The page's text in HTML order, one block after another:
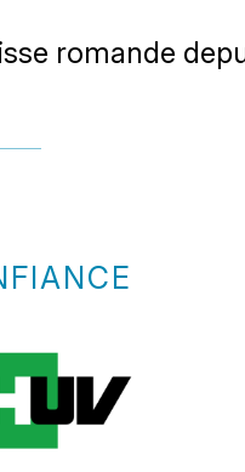
romande